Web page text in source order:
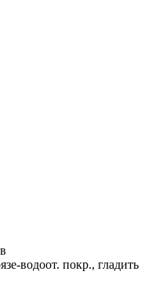
водоот. покр., гладить